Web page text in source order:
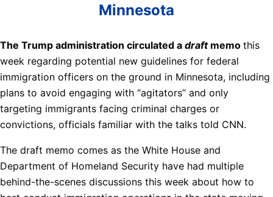
Minnesota
The Trump administration circulated a draftmemo this
week regarding potential new guidelines for federal
immigration officers on the ground in Minnesota, including
plans to avoid engaging with “agitators” and only
targeting immigrants facing criminal charges or
convictions, officials familiar with the talks told CNN.
The draft memo comes as the White House and
Department of Homeland Security have had multiple
behind-the-scenes discussions this week about how to